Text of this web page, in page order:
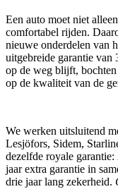
Een auto moet niet
comfortabel rijden.
nieuwe onderdelen van
uitgebreide garantie van
op de weg blijft,
op de kwaliteit van de
We werken uitsluitend
Lesjöfors, Sidem,
dezelfde royale
jaar extra garantie in
drie jaar lang zekerheid.